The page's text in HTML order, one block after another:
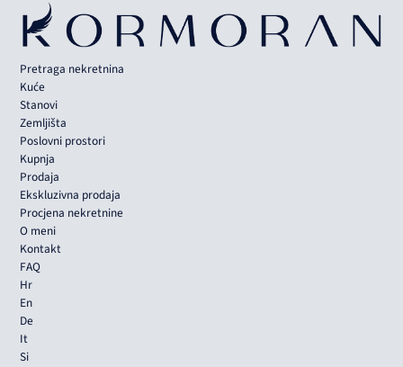
Pretraga nekretnina
Kuće
Stanovi
Zemljišta
Poslovni prostori
Kupnja
Prodaja
Ekskluzivna prodaja
Procjena nekretnine
O meni
Kontakt
FAQ
Hr
En
De
It
Si